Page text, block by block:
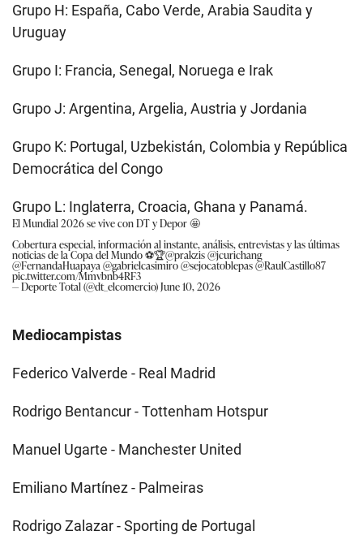
Grupo H: España, Cabo Verde, Arabia Saudita y
Uruguay
Grupo I: Francia, Senegal, Noruega e Irak
Grupo J: Argentina, Argelia, Austria y Jordania
Grupo K: Portugal, Uzbekistán, Colombia y República
Democrática del Congo
Grupo L: Inglaterra, Croacia, Ghana y Panamá.
El Mundial 2026 se vive con DT y Depor 🤩
Cobertura especial, información al instante, análisis, entrevistas y las últimas
noticias de la Copa del Mundo ⚽️🏆@prakzis@jcurichang
@FernandaHuapaya@gabrielcasimiro@sejocatoblepas@RaulCastillo87
pic.twitter.com/Mmvbnb4RF3
— Deporte Total (@dt_elcomercio)June 10, 2026
Mediocampistas
Federico Valverde - Real Madrid
Rodrigo Bentancur - Tottenham Hotspur
Manuel Ugarte - Manchester United
Emiliano Martínez - Palmeiras
Rodrigo Zalazar - Sporting de Portugal